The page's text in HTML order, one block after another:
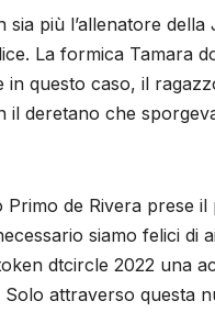
più l’allenatore
La formica Tamara
questo caso, il
il deretano che
de Rivera prese
siamo felici di
dtcircle 2022 una
attraverso questa